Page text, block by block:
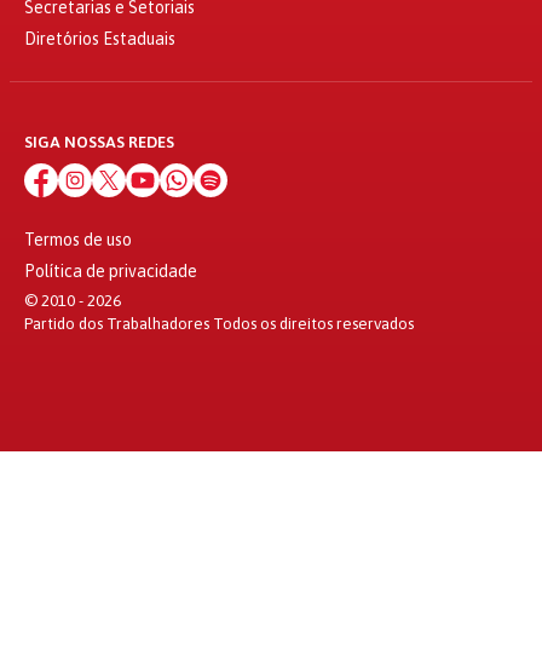
Secretarias e Setoriais
Diretórios Estaduais
SIGA NOSSAS REDES
Termos de uso
Política de privacidade
© 2010 - 2026
Partido dos Trabalhadores Todos os direitos reservados